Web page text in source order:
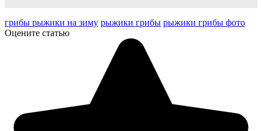
грибы рыжики на зиму рыжики грибы рыжики грибы фото
Оцените статью